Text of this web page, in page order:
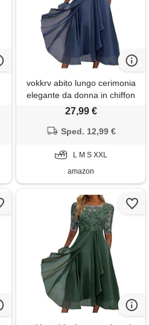
vokkrv abito lungo cerimonia
elegante da donna in chiffon
vestiti a manica 3/4 tinta unita
tulle sera patchwork estivi
27,99 €
Sped. 12,99 €
L M S XXL
amazon